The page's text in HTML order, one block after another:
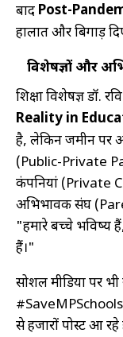
बाद Post-
हालात और बिगाड़
विशेषज्ञों और
शिक्षा विशेषज्ञ डॉ.
Reality in
है, लेकिन जमीन पर
(Public-Private
कंपनियां (Private
अभिभावक संघ
"हमारे बच्चे भविष्य
हैं।"
सोशल मीडिया पर भी
से हजारों पोस्ट आ